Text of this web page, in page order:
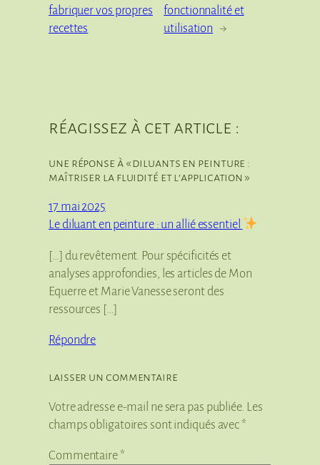
fabriquer vos propres
recettes
fonctionnalité et
utilisation →
réagissez à cet article :
une réponse à « diluants en peinture :
maîtriser la fluidité et l’application »
17 mai 2025
Le diluant en peinture : un allié essentiel
[…] du revêtement. Pour spécificités et
analyses approfondies, les articles de Mon
Equerre et Marie Vanesse seront des
ressources […]
Répondre
laisser un commentaire
Votre adresse e-mail ne sera pas publiée. Les
champs obligatoires sont indiqués avec *
Commentaire *